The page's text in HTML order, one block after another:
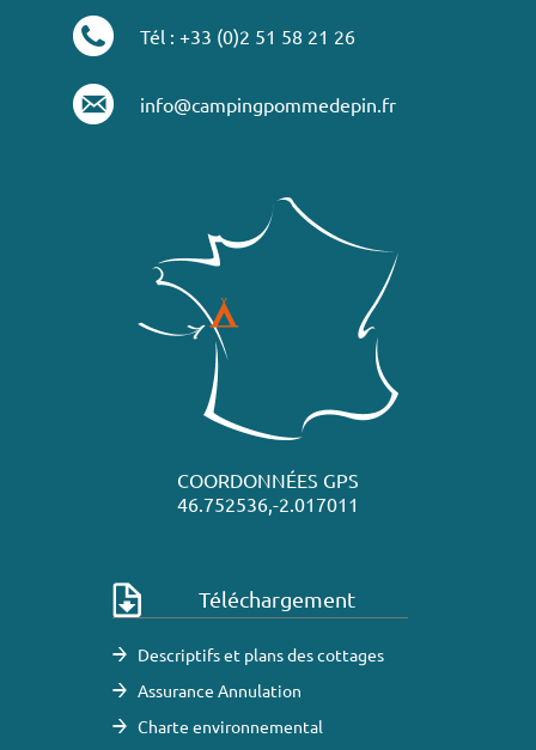
Tél : +33 (0)2 51 58 21 26
info@campingpommedepin.fr
COORDONNÉES GPS
46.752536,-2.017011
Téléchargement
Descriptifs et plans des cottages
Assurance Annulation
Charte environnemental